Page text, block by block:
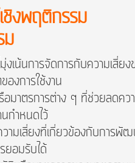
ชิงพฤติกรรม
ม
งเน้นการจัดการกับความเสี่ย
งการใช้งาน
อมาตรการต่าง ๆ ที่ช่วยลดคว
กำหนดไว้
วามเสี่ยงที่เกี่ยวข้องกับการพั
ยอมรับได้